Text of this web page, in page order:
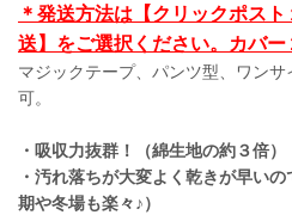
＊発送方法は【クリックポス
送】をご選択ください。カバー
マジックテープ、パンツ型、ワン
可。
・吸収力抜群！（綿生地の約３倍）
・汚れ落ちが大変よく乾きが早い
期や冬場も楽々♪）